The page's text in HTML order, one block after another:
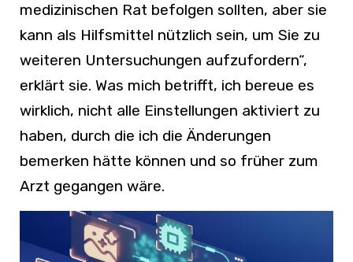
medizinischen Rat befolgen sollten, aber sie
kann als Hilfsmittel nützlich sein, um Sie zu
weiteren Untersuchungen aufzufordern“,
erklärt sie. Was mich betrifft, ich bereue es
wirklich, nicht alle Einstellungen aktiviert zu
haben, durch die ich die Änderungen
bemerken hätte können und so früher zum
Arzt gegangen wäre.